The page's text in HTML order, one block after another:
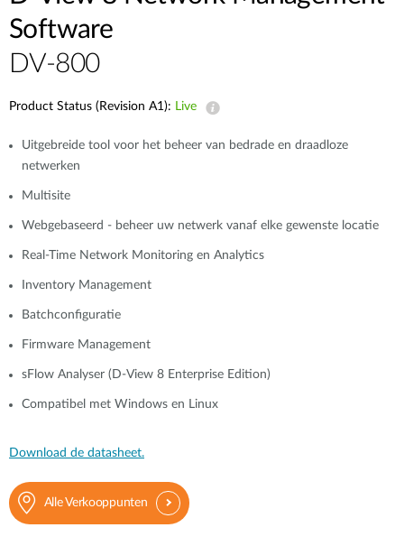
Software
DV-800
Product Status (Revision A1): Live
Uitgebreide tool voor het beheer van bedrade en draadloze
netwerken
Multisite
Webgebaseerd - beheer uw netwerk vanaf elke gewenste locatie
Real-Time Network Monitoring en Analytics
Inventory Management
Batchconfiguratie
Firmware Management
sFlow Analyser (D-View 8 Enterprise Edition)
Compatibel met Windows en Linux
Download de datasheet.
Alle Verkooppunten